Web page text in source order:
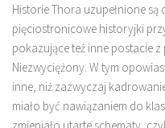
Historie Thora uzupełnione są
pięciostronicowe historyjki
pokazujące też inne postacie
Niezwyciężony. W tym
inne, niż zazwyczaj
miało być nawiązaniem do
zmieniało utarte schematy,